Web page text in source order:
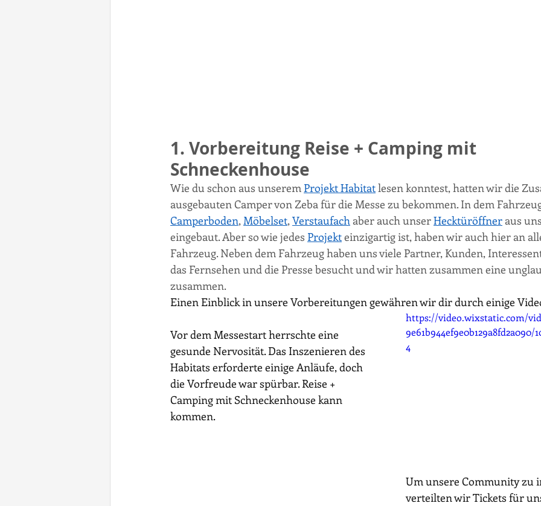
1. Vorbereitung Reise + Camping mit
Schneckenhouse
Wie du schon aus unserem Projekt Habitat lesen konntest, hatten wir die
ausgebauten Camper von Zeba für die Messe zu bekommen. In dem
Camperboden, Möbelset, Verstaufach aber auch unser Hecktüröffner aus
eingebaut. Aber so wie jedes Projekt einzigartig ist, haben wir auch hier an
Fahrzeug. Neben dem Fahrzeug haben uns viele Partner, Kunden,
das Fernsehen und die Presse besucht und wir hatten zusammen eine
zusammen.
Einen Einblick in unsere Vorbereitungen gewähren wir dir durch einige
https://video.wixstatic.com/
4
Vor dem Messestart herrschte eine
gesunde Nervosität. Das Inszenieren des
Habitats erforderte einige Anläufe, doch
die Vorfreude war spürbar. Reise +
Camping mit Schneckenhouse kann
kommen.
Um unsere Community zu
verteilten wir Tickets für